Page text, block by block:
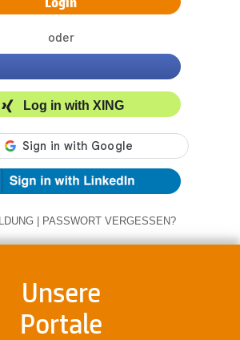
oder
Log in with XING
| PASSWORT VERGESSEN?
Unsere
Portale